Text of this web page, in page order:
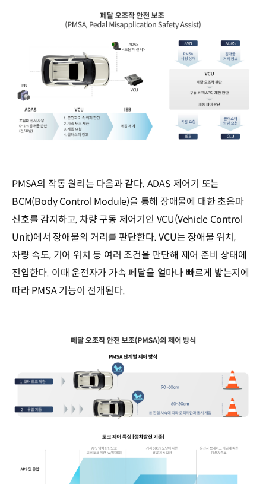
PMSA의 작동 원리는 다음과 같다. ADAS 제어기 또는
BCM(Body Control Module)을 통해 장애물에 대한 초음파
신호를 감지하고, 차량 구동 제어기인 VCU(Vehicle Control
Unit)에서 장애물의 거리를 판단한다. VCU는 장애물 위치,
차량 속도, 기어 위치 등 여러 조건을 판단해 제어 준비 상태에
진입한다. 이때 운전자가 가속 페달을 얼마나 빠르게 밟는지에
따라 PMSA 기능이 전개된다.